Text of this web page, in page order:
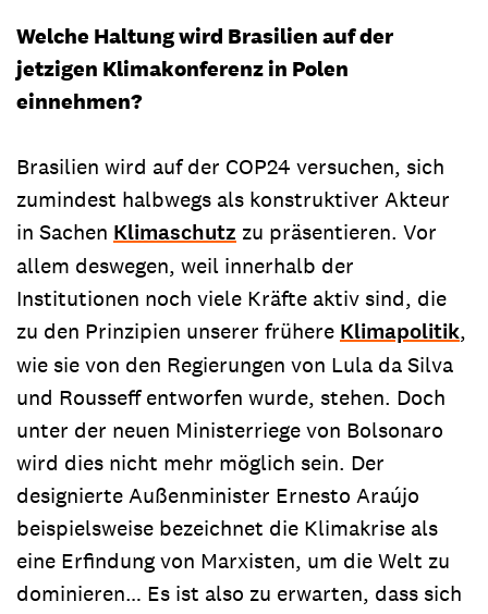
Welche Haltung wird Brasilien auf der
jetzigen Klimakonferenz in Polen
einnehmen?
Brasilien wird auf der COP24 versuchen, sich
zumindest halbwegs als konstruktiver Akteur
in Sachen Klimaschutz zu präsentieren. Vor
allem deswegen, weil innerhalb der
Institutionen noch viele Kräfte aktiv sind, die
zu den Prinzipien unserer frühere Klimapolitik,
wie sie von den Regierungen von Lula da Silva
und Rousseff entworfen wurde, stehen. Doch
unter der neuen Ministerriege von Bolsonaro
wird dies nicht mehr möglich sein. Der
designierte Außenminister Ernesto Araújo
beispielsweise bezeichnet die Klimakrise als
eine Erfindung von Marxisten, um die Welt zu
dominieren… Es ist also zu erwarten, dass sich